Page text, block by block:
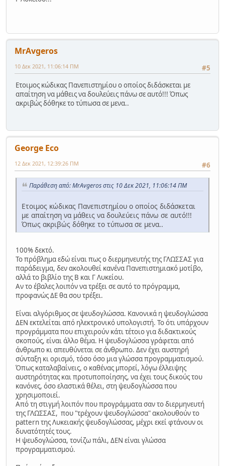
MrAvgeros
#5
10 Δεκ 2021, 11:06:14 ΠΜ
Ετοιμος κώδικας Πανεπιστημίου ο οποίος διδάσκεται με
απαίτηση να μάθεις να δουλεύεις πάνω σε αυτό!!! Όπως
ακριβώς δόθηκε το τύπωσα σε μενα..
George Eco
#6
12 Δεκ 2021, 12:39:26 ΠΜ
Παράθεση από: MrAvgeros στις 10 Δεκ 2021, 11:06:14 ΠΜ
Ετοιμος κώδικας Πανεπιστημίου ο οποίος διδάσκεται
με απαίτηση να μάθεις να δουλεύεις πάνω σε αυτό!!!
Όπως ακριβώς δόθηκε το τύπωσα σε μενα..
100% δεκτό.
Το πρόβλημα εδώ είναι πως ο διερμηνευτής της ΓΛΩΣΣΑΣ για
παράδειγμα, δεν ακολουθεί κανένα Πανεπιστημιακό μοτίβο,
αλλά το βιβλίο της Β και Γ Λυκείου.
Αν το έβαλες λοιπόν να τρέξει σε αυτό το πρόγραμμα,
προφανώς ΔΕ θα σου τρέξει.
Είναι αλγόριθμος σε ψευδογλώσσα. Κανονικά η ψευδογλώσσα
ΔΕΝ εκτελείται από ηλεκτρονικό υπολογιστή. Το ότι υπάρχουν
προγράμματα που επιχειρούν κάτι τέτοιο για διδακτικούς
σκοπούς, είναι άλλο θέμα. Η ψευδογλώσσα γράφεται από
άνθρωπο κι απευθύνεται σε άνθρωπο. Δεν έχει αυστηρή
σύνταξη κι ορισμό, τόσο όσο μια γλώσσα προγραμματισμού.
Όπως καταλαβαίνεις, ο καθένας μπορεί, λόγω έλλειψης
αυστηρότητας και προτυποποίησης, να έχει τους δικούς του
κανόνες, όσο ελαστικά θέλει, στη ψευδογλώσσα που
χρησιμοποιεί.
Από τη στιγμή λοιπόν που προγράμματα σαν το διερμηνευτή
της ΓΛΩΣΣΑΣ, που "τρέχουν ψευδογλώσσα" ακολουθούν το
pattern της Λυκειακής ψευδογλώσσας, μέχρι εκεί φτάνουν οι
δυνατότητές τους.
Η ψευδογλώσσα, τονίζω πάλι, ΔΕΝ είναι γλώσσα
προγραμματισμού.